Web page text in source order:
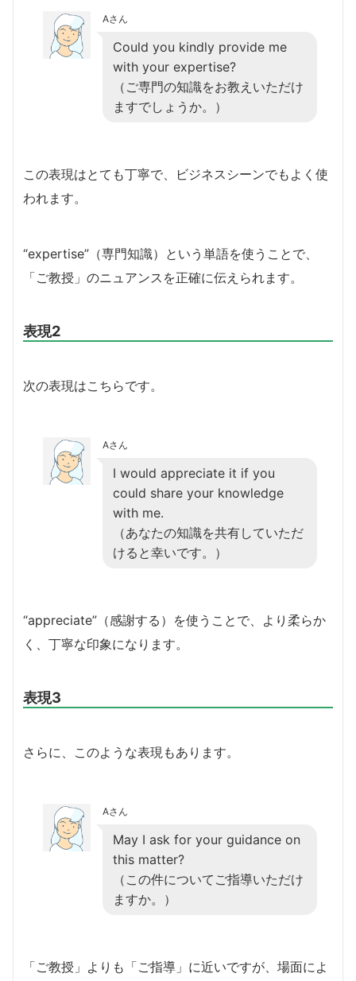
Aさん
Could you kindly provide me
with your expertise?
（ご専門の知識をお教えいただけ
ますでしょうか。）
この表現はとても丁寧で、ビジネスシーンでもよく使
われます。
“expertise”（専門知識）という単語を使うことで、
「ご教授」のニュアンスを正確に伝えられます。
表現2
次の表現はこちらです。
Aさん
I would appreciate it if you
could share your knowledge
with me.
（あなたの知識を共有していただ
けると幸いです。）
“appreciate”（感謝する）を使うことで、より柔らか
く、丁寧な印象になります。
表現3
さらに、このような表現もあります。
Aさん
May I ask for your guidance on
this matter?
（この件についてご指導いただけ
ますか。）
「ご教授」よりも「ご指導」に近いですが、場面によ